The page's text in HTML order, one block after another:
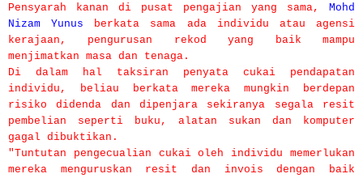
Pensyarah kanan di pusat pengajian yang sama, Mohd
Nizam Yunus berkata sama ada individu atau agensi
kerajaan, pengurusan rekod yang baik mampu
menjimatkan masa dan tenaga.
Di dalam hal taksiran penyata cukai pendapatan
individu, beliau berkata mereka mungkin berdepan
risiko didenda dan dipenjara sekiranya segala resit
pembelian seperti buku, alatan sukan dan komputer
gagal dibuktikan.
"Tuntutan pengecualian cukai oleh individu memerlukan
mereka menguruskan resit dan invois dengan baik